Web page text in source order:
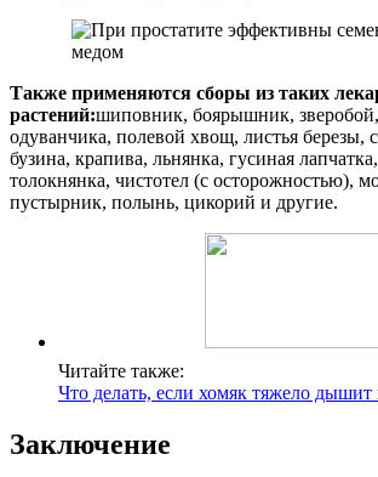
Также применяются сборы из таких
растений:шиповник, боярышник,
одуванчика, полевой хвощ, листья березы,
бузина, крапива, льнянка, гусиная
толокнянка, чистотел (с осторожностью),
пустырник, полынь, цикорий и другие.
Читайте также:
Что делать, если хомяк тяжело дышит
Заключение